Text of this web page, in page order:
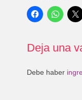
Deja una
Debe haber